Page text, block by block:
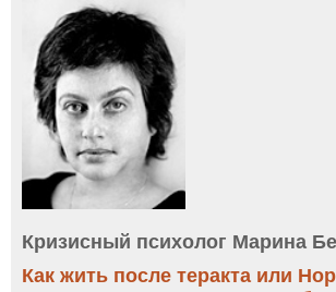
Кризисный психолог Марина
Как жить после теракта или